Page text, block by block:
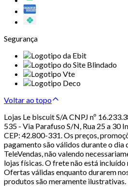
Segurança
Voltar ao topo
Lojas Le biscuit S/A CNPJ nº
535 - Via Parafuso S/N, Rua 25 a 30
CEP: 42.800-331. Os preços,
pagamento são válidos durante o dia
TeleVendas, não valendo
lojas físicas. O frete não está
Ofertas válidas enquanto durarem
produtos são meramente ilustrativas.